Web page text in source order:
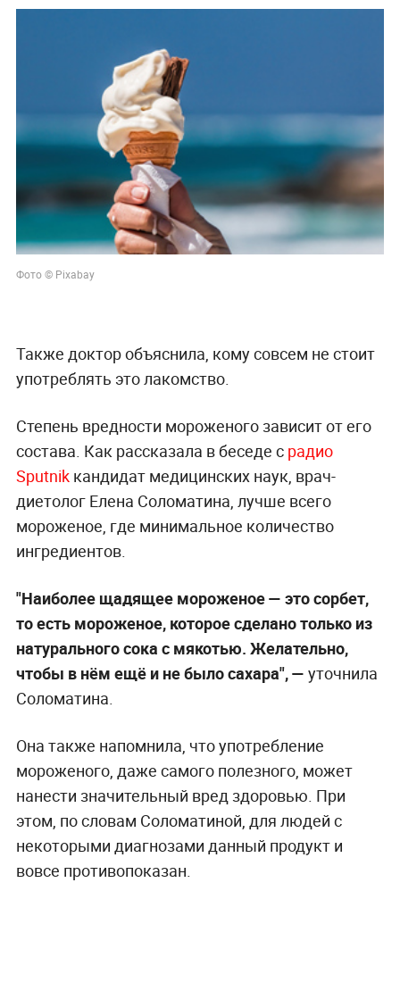
Фото © Pixabay
Также доктор объяснила, кому совсем не стоит
употреблять это лакомство.
Степень вредности мороженого зависит от его
состава. Как рассказала в беседе с радио
Sputnikкандидат медицинских наук, врач-
диетолог Елена Соломатина, лучше всего
мороженое, где минимальное количество
ингредиентов.
"Наиболее щадящее мороженое — это сорбет,
то есть мороженое, которое сделано только из
натурального сока с мякотью. Желательно,
чтобы в нём ещё и не было сахара", — уточнила
Соломатина.
Она также напомнила, что употребление
мороженого, даже самого полезного, может
нанести значительный вред здоровью. При
этом, по словам Соломатиной, для людей с
некоторыми диагнозами данный продукт и
вовсе противопоказан.